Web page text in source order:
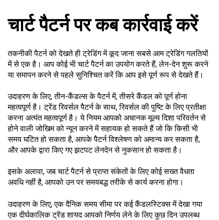
चार्ट पैटर्न पर कब कार्रवाई करें
तकनीकी पैटर्न को देखते ही ट्रेडिंग में कूद जाना सबसे आम ट्रेडिंग गलतियों
में से एक है। आप कोई भी चार्ट पैटर्न का उपयोग करते हैं, लेन-देन शुरू करने
या समापन करने से पहले सुनिश्चित करें कि आप इसे पूर्ण रूप से देखते हैं।
उदाहरण के लिए, तीन-कैंडल्स के पैटर्न में, तीसरे कैंडल को पूर्ण होना
महत्वपूर्ण है। ट्रेंड रिवर्सल पैटर्न के साथ, रिवर्सल की पुष्टि के लिए प्रतीक्षा
करना अत्यंत महत्वपूर्ण है। ये नियम आपको अचानक मूल्य दिशा परिवर्तन से
होने वाली जोखिम को न्यून करने में सहायक हो सकते हैं जो कि किसी भी
समय घटित हो सकता है, आपके पैटर्न विश्लेषण को अमान्य कर सकता है,
और आपके द्वारा किए गए झटपट लेनदेन से नुकसान हो सकता है।
इसके अलावा, जब चार्ट पैटर्न से प्राप्त संकेतों के लिए कोई सख्त वैधता
अवधि नहीं है, आपको उन पर समयबद्ध तरीके से कार्य करना होगा।
उदाहरण के लिए, एक दैनिक समय सीमा पर कई कैंडलस्टिक्स में देखा गया
एक दीर्घकालिक ट्रेंड शायद आपको निर्णय लेने के लिए कुछ दिन उपलब्ध